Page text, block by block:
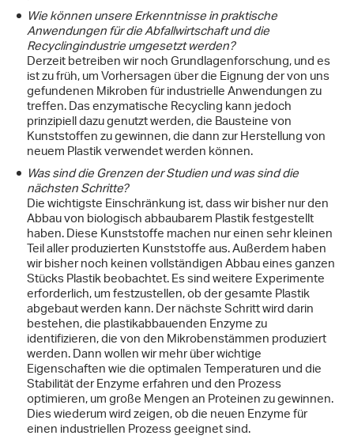
Wie können unsere Erkenntnisse in praktische
Anwendungen für die Abfallwirtschaft und die
Recyclingindustrie umgesetzt werden?
Derzeit betreiben wir noch Grundlagenforschung, und es
ist zu früh, um Vorhersagen über die Eignung der von uns
gefundenen Mikroben für industrielle Anwendungen zu
treffen. Das enzymatische Recycling kann jedoch
prinzipiell dazu genutzt werden, die Bausteine von
Kunststoffen zu gewinnen, die dann zur Herstellung von
neuem Plastik verwendet werden können.
Was sind die Grenzen der Studien und was sind die
nächsten Schritte?
Die wichtigste Einschränkung ist, dass wir bisher nur den
Abbau von biologisch abbaubarem Plastik festgestellt
haben. Diese Kunststoffe machen nur einen sehr kleinen
Teil aller produzierten Kunststoffe aus. Außerdem haben
wir bisher noch keinen vollständigen Abbau eines ganzen
Stücks Plastik beobachtet. Es sind weitere Experimente
erforderlich, um festzustellen, ob der gesamte Plastik
abgebaut werden kann. Der nächste Schritt wird darin
bestehen, die plastikabbauenden Enzyme zu
identifizieren, die von den Mikrobenstämmen produziert
werden. Dann wollen wir mehr über wichtige
Eigenschaften wie die optimalen Temperaturen und die
Stabilität der Enzyme erfahren und den Prozess
optimieren, um große Mengen an Proteinen zu gewinnen.
Dies wiederum wird zeigen, ob die neuen Enzyme für
einen industriellen Prozess geeignet sind.